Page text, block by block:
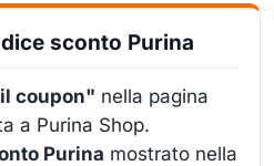
sconto Purina
coupon" nella pagina
a Purina Shop.
Purina mostrato nella